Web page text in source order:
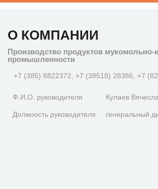
О КОМПАНИИ
Производство продуктов мукомольно-
промышленности
+7 (385) 8822372, +7 (38518) 28386, +7
Ф.И.О. руководителя Кулаев
Должность руководителя генеральный